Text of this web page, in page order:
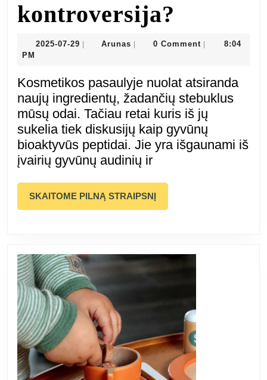
kontroversija?
peptidai
Hayejin
2025-07-29 2025- Arunas Arunas0 Comment
8:04
PM
Kosmetikos pasaulyje nuolat atsiranda
naujų ingredientų, žadančių stebuklus
mūsų odai. Tačiau retai kuris iš jų
sukelia tiek diskusijų kaip gyvūnų
bioaktyvūs peptidai. Jie yra išgaunami iš
įvairių gyvūnų audinių ir
SKAITOME PILNĄ STRAIPSNĮSKAITOME
PILNĄ